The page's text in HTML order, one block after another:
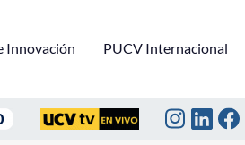
Innovación PUCV Internacional